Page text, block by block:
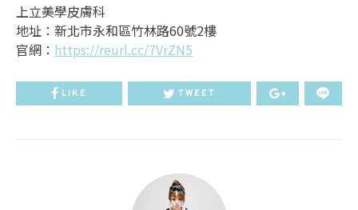
上立美學皮膚科
地址：新北市永和區竹林路60號2樓
官網： https://reurl.cc/7VrZN5
LIKE TWEET